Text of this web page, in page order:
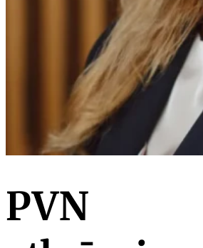
PVN